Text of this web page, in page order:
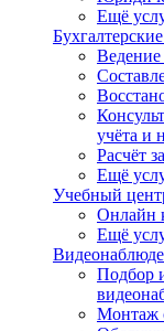
Ещё
Ведение
учёта и
Расчёт
Ещё
Учебный
Онлайн
Ещё
Подбор
Монтаж